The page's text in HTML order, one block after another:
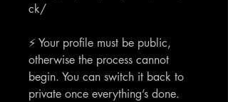
ck/
⚡ Your profile must be public,
otherwise the process cannot
begin. You can switch it back to
private once everything’s done.